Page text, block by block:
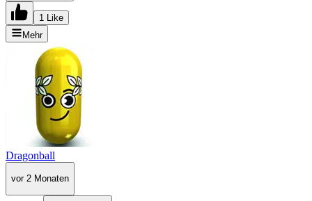
1 Like
Mehr
Dragonball
vor 2 Monaten